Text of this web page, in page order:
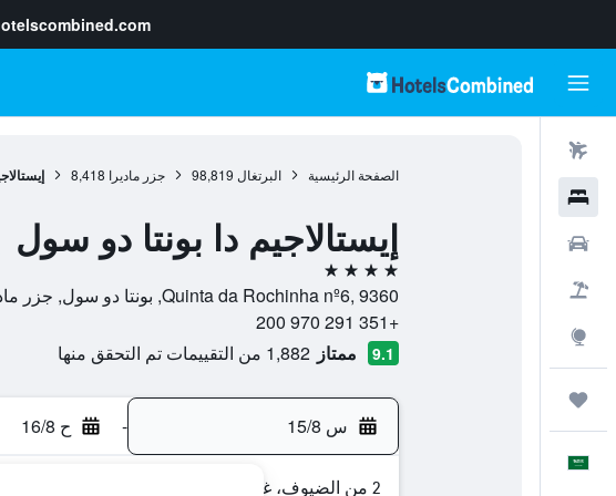
الصفحة الرئيسية البرتغال 98,819 جزر ماديرا 8,418
إيستالاجيم دا بونتا دو سول
4 نجوم
Quinta da Rochinha nº6, 9360, بونتا دو سول, جزر ماديرا, البرتغال
+351 291 970 200
9.1 ممتاز 1,882 من التقييمات تم التحقق منها
س 15/8 - ح 16/8
2 من الضيوف، غرفة واحدة